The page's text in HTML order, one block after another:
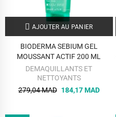
AJOUTER AU PANIER
BIODERMA SEBIUM GEL
MOUSSANT ACTIF 200 ML
DEMAQUILLANTS ET
NETTOYANTS
279,04 MAD 184,17 MAD